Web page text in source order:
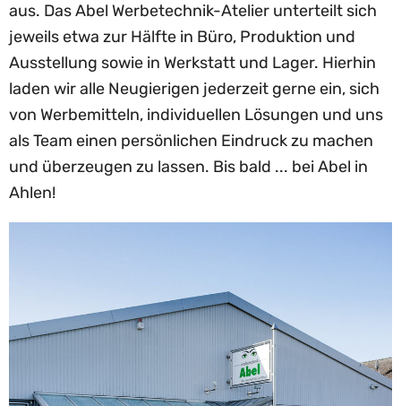
aus. Das Abel Werbetechnik-Atelier unterteilt sich
jeweils etwa zur Hälfte in Büro, Produktion und
Ausstellung sowie in Werkstatt und Lager. Hierhin
laden wir alle Neugierigen jederzeit gerne ein, sich
von Werbemitteln, individuellen Lösungen und uns
als Team einen persönlichen Eindruck zu machen
und überzeugen zu lassen. Bis bald ... bei Abel in
Ahlen!